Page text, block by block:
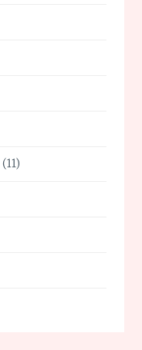
(11)